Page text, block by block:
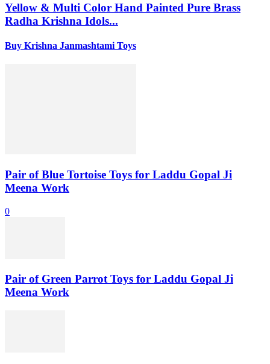
Yellow & Multi Color Hand Painted Pure Brass
Radha Krishna Idols...
Buy Krishna Janmashtami Toys
Pair of Blue Tortoise Toys for Laddu Gopal Ji
Meena Work
0
Pair of Green Parrot Toys for Laddu Gopal Ji
Meena Work